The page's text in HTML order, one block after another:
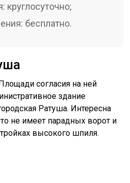
круглосуточно;
бесплатно.
согласия на ней
здание
Ратуша. Интересна
не имеет парадных ворот и
высокого шпиля.